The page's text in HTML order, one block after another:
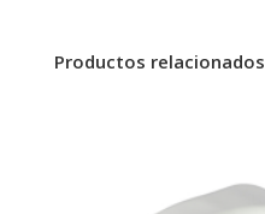
Productos relacionados